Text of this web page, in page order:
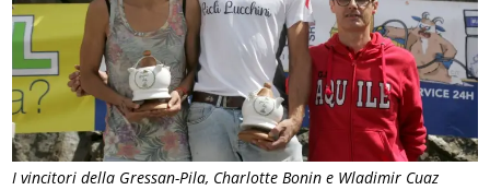
I vincitori della Gressan-Pila, Charlotte Bonin e Wladimir Cuaz